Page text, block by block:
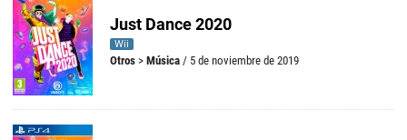
Just Dance 2020
Wii
Otros > Música / 5 de noviembre de 2019